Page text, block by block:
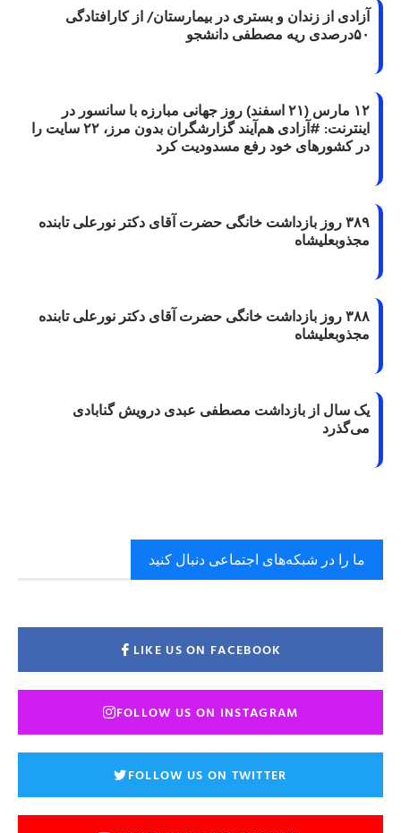
آزادی از زندان و بستری در بیمارستان/ از کارافتادگی
۵۰درصدی ریه مصطفی دانشجو
۱۲ مارس (۲۱ اسفند) روز جهانی مبارزه با سانسور در
اینترنت: #آزادی هم‌آیند گزارشگران‌ بدون مرز، ۲۲ سایت را
در کشورهای خود رفع مسدودیت کرد
۳۸۹ روز بازداشت خانگی حضرت آقای دکتر نورعلی تابنده
مجذوبعلیشاه
۳۸۸ روز بازداشت خانگی حضرت آقای دکتر نورعلی تابنده
مجذوبعلیشاه
یک سال از بازداشت مصطفی عبدی درویش گنابادی
می‌گذرد
ما را در شبکه‌های اجتماعی دنبال کنید
LIKE US ON FACEBOOK
FOLLOW US ON INSTAGRAM
FOLLOW US ON TWITTER